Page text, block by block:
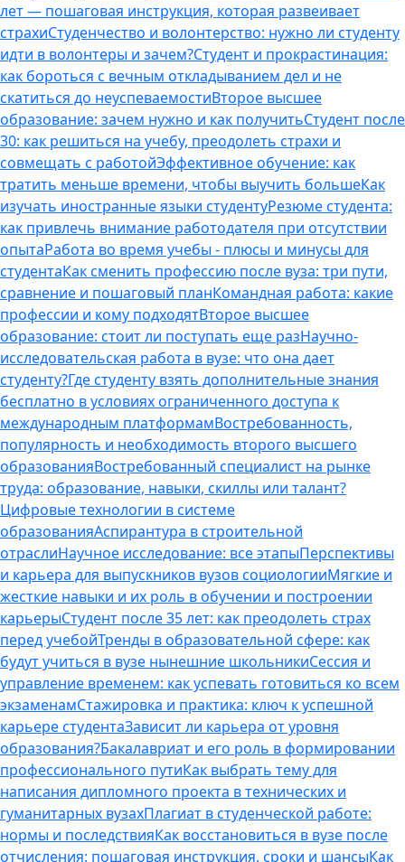
лет — пошаговая инструкция, которая развеивает
страхиСтуденчество и волонтерство: нужно ли cтуденту
идти в волонтеры и зачем?Студент и прокрастинация:
как бороться с вечным откладыванием дел и не
скатиться до неуспеваемостиВторое высшее
образование: зачем нужно и как получитьСтудент после
30: как решиться на учебу, преодолеть страхи и
совмещать с работойЭффективное обучение: как
тратить меньше времени, чтобы выучить большеКак
изучать иностранные языки студентуРезюме студента:
как привлечь внимание работодателя при отсутствии
опытаРабота во время учебы - плюсы и минусы для
студентаКак сменить профессию после вуза: три пути,
сравнение и пошаговый планКомандная работа: какие
профессии и кому подходятВторое высшее
образование: стоит ли поступать еще разНаучно-
исследовательская работа в вузе: что она дает
студенту?Где студенту взять дополнительные знания
бесплатно в условиях ограниченного доступа к
международным платформамВостребованность,
популярность и необходимость второго высшего
образованияВостребованный специалист на рынке
труда: образование, навыки, скиллы или талант?
Цифровые технологии в системе
образованияАспирантура в строительной
отраслиНаучное исследование: все этапыПерспективы
и карьера для выпускников вузов социологииМягкие и
жесткие навыки и их роль в обучении и построении
карьерыСтудент после 35 лет: как преодолеть страх
перед учебойТренды в образовательной сфере: как
будут учиться в вузе нынешние школьникиСессия и
управление временем: как успевать готовиться ко всем
экзаменамСтажировка и практика: ключ к успешной
карьере студентаЗависит ли карьера от уровня
образования?Бакалавриат и его роль в формировании
профессионального путиКак выбрать тему для
написания дипломного проекта в технических и
гуманитарных вузахПлагиат в студенческой работе:
нормы и последствияКак восстановиться в вузе после
отчисления: пошаговая инструкция, сроки и шансыКак